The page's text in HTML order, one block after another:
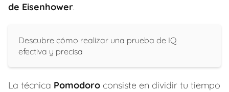
de Eisenhower.
Descubre cómo realizar una prueba de IQ
efectiva y precisa
La técnica Pomodoro consiste en dividir tu tiempo